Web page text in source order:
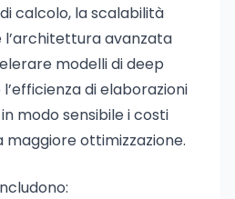
calcolo, la scalabilità
avanzata
modelli di deep
di elaborazioni
modo sensibile i costi
ottimizzazione.